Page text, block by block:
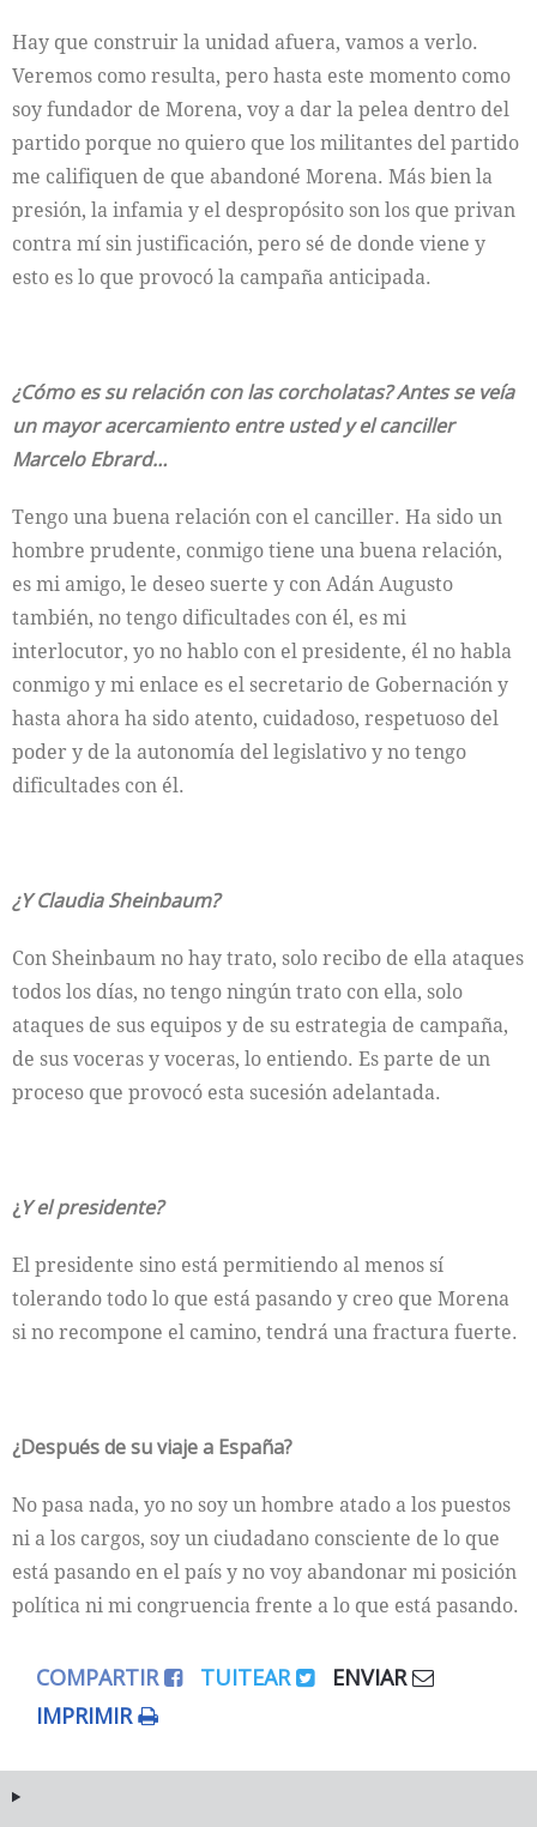
Hay que construir la unidad afuera, vamos a verlo.
Veremos como resulta, pero hasta este momento como
soy fundador de Morena, voy a dar la pelea dentro del
partido porque no quiero que los militantes del partido
me califiquen de que abandoné Morena. Más bien la
presión, la infamia y el despropósito son los que privan
contra mí sin justificación, pero sé de donde viene y
esto es lo que provocó la campaña anticipada.
¿Cómo es su relación con las corcholatas? Antes se veía
un mayor acercamiento entre usted y el canciller
Marcelo Ebrard…
Tengo una buena relación con el canciller. Ha sido un
hombre prudente, conmigo tiene una buena relación,
es mi amigo, le deseo suerte y con Adán Augusto
también, no tengo dificultades con él, es mi
interlocutor, yo no hablo con el presidente, él no habla
conmigo y mi enlace es el secretario de Gobernación y
hasta ahora ha sido atento, cuidadoso, respetuoso del
poder y de la autonomía del legislativo y no tengo
dificultades con él.
¿Y Claudia Sheinbaum?
Con Sheinbaum no hay trato, solo recibo de ella ataques
todos los días, no tengo ningún trato con ella, solo
ataques de sus equipos y de su estrategia de campaña,
de sus voceras y voceras, lo entiendo. Es parte de un
proceso que provocó esta sucesión adelantada.
¿Y el presidente?
El presidente sino está permitiendo al menos sí
tolerando todo lo que está pasando y creo que Morena
si no recompone el camino, tendrá una fractura fuerte.
¿Después de su viaje a España?
No pasa nada, yo no soy un hombre atado a los puestos
ni a los cargos, soy un ciudadano consciente de lo que
está pasando en el país y no voy abandonar mi posición
política ni mi congruencia frente a lo que está pasando.
COMPARTIR TUITEAR
ENVIAR
IMPRIMIR